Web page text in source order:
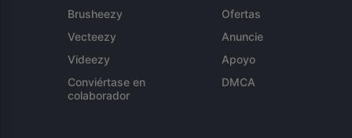
Brusheezy
Vecteezy
Videezy
Conviértase en
colaborador
Ofertas
Anuncie
Apoyo
DMCA